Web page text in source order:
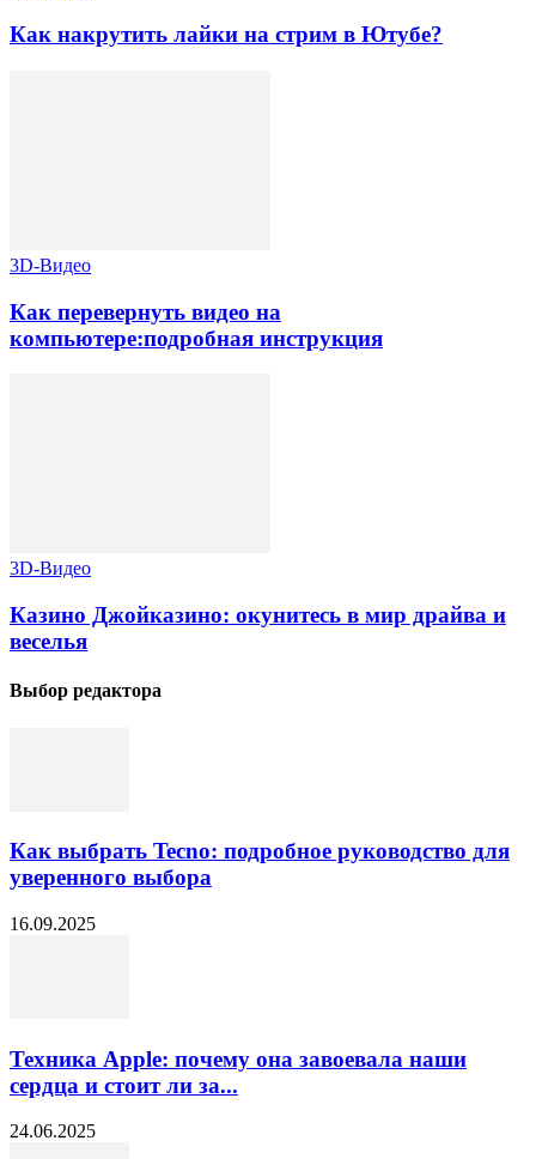
Как накрутить лайки на стрим в Ютубе?
3D-Видео
Как перевернуть видео на
компьютере:подробная инструкция
3D-Видео
Казино Джойказино: окунитесь в мир драйва и
веселья
Выбор редактора
Как выбрать Tecno: подробное руководство для
уверенного выбора
16.09.2025
Техника Apple: почему она завоевала наши
сердца и стоит ли за...
24.06.2025